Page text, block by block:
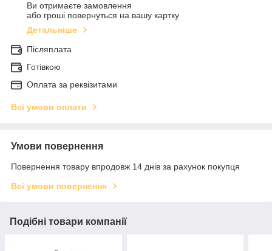
Ви отримаєте замовлення
або гроші повернуться на вашу картку
Детальніше
Післяплата
Готівкою
Оплата за реквізитами
Всі умови оплати
Умови повернення
Повернення товару впродовж 14 днів за рахунок покупця
Всі умови повернення
Подібні товари компанії